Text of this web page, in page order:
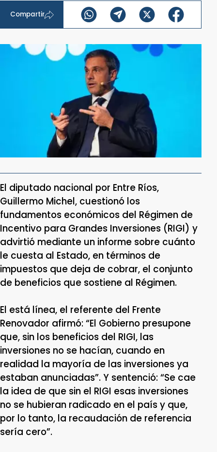
Compartir
El diputado nacional por Entre Ríos,
Guillermo Michel, cuestionó los
fundamentos económicos del Régimen de
Incentivo para Grandes Inversiones (RIGI) y
advirtió mediante un informe sobre cuánto
le cuesta al Estado, en términos de
impuestos que deja de cobrar, el conjunto
de beneficios que sostiene al Régimen.
El está línea, el referente del Frente
Renovador afirmó: “El Gobierno presupone
que, sin los beneficios del RIGI, las
inversiones no se hacían, cuando en
realidad la mayoría de las inversiones ya
estaban anunciadas”. Y sentenció: “Se cae
la idea de que sin el RIGI esas inversiones
no se hubieran radicado en el país y que,
por lo tanto, la recaudación de referencia
sería cero”.